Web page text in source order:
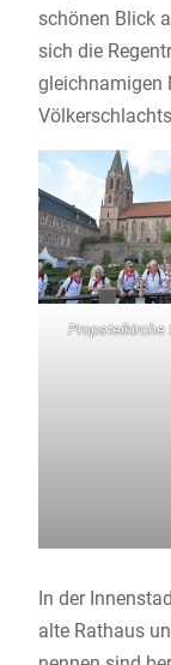
schönen Blick
sich die
gleichnamigen
Propsteikirche
In der
alte Rathaus